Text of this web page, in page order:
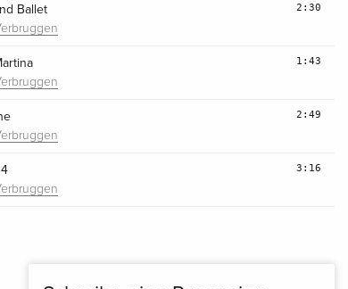
Ballet 2:30
1:43
2:49
3:16